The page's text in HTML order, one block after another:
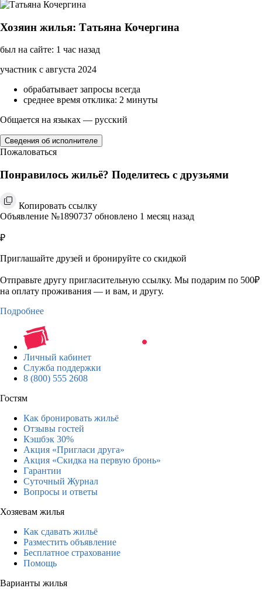
Хозяин жилья: Татьяна Кочергина
был на сайте: 1 час назад
участник с августа 2024
обрабатывает запросы всегда
среднее время отклика: 2 минуты
Общается на языках — русский
Сведения об исполнителе
Пожаловаться
Понравилось жильё? Поделитесь с друзьями
Копировать ссылку
Объявление №1890737 обновлено 1 месяц назад
₽
Приглашайте друзей и бронируйте со скидкой
Отправьте другу пригласительную ссылку. Мы подарим по 500₽
на оплату проживания — и вам, и другу.
Подробнее
Личный кабинет
Служба поддержки
8 (800) 555 2608
Гостям
Как бронировать жильё
Отзывы гостей
Кэшбэк 30%
Акция «Пригласи друга»
Акция «Скидка на первую бронь»
Гарантии
Суточный Журнал
Вопросы и ответы
Хозяевам жилья
Как сдавать жильё
Разместить объявление
Бесплатное страхование
Помощь
Варианты жилья